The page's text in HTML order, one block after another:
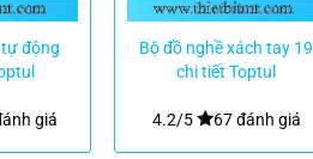
động
giá
Bộ đồ nghề xách tay 19
chi tiết Toptul
4.2/5
67 đánh giá